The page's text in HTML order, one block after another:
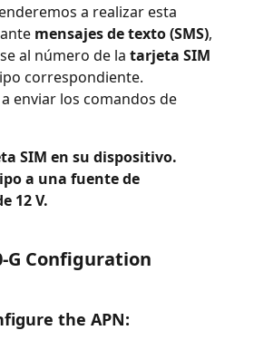
a realizar esta
mensajes de texto (SMS),
al número de la tarjeta SIM
correspondiente.
enviar los comandos de
SIM en su dispositivo.
a una fuente de
12 V.
G Configuration
the APN: